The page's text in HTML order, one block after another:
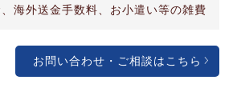
海外送金手数料、お小遣い等の雑費
お問い合わせ・ご相談はこちら